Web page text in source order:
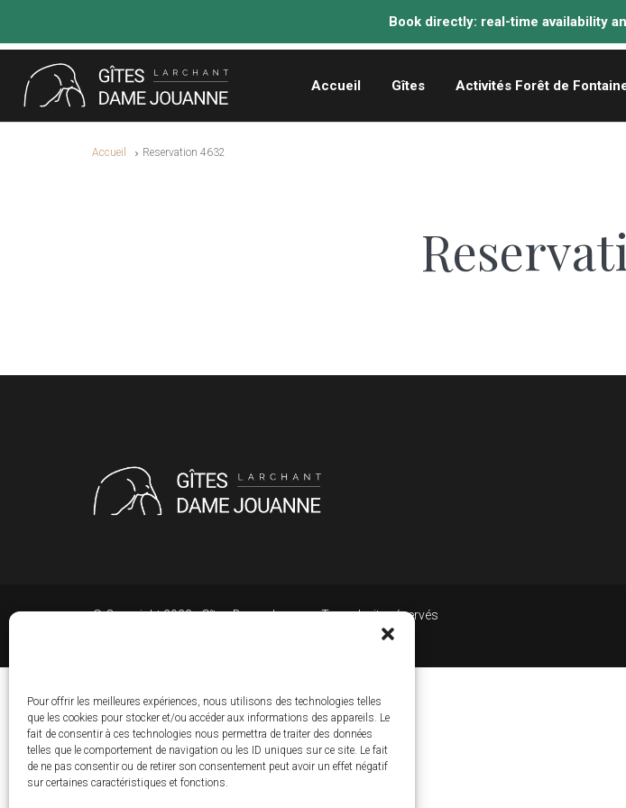
Pour offrir les meilleures expériences, nous utilisons des technologies telles
que les cookies pour stocker et/ou accéder aux informations des appareils. Le
fait de consentir à ces technologies nous permettra de traiter des données
telles que le comportement de navigation ou les ID uniques sur ce site. Le fait
de ne pas consentir ou de retirer son consentement peut avoir un effet négatif
sur certaines caractéristiques et fonctions.
Accueil Gîtes Activités Forêt de
Accueil Reservation 4632
© Copyright 2023 - Gîtes Dame Jouanne Tous droits réservés